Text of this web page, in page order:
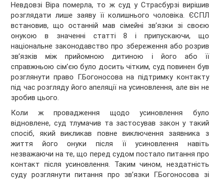
Невдовзі Віра померла, то ж суд у Страсбурзі вирішив
розглядати лише заяву її колишнього чоловіка. ЄСПЛ
встановив, що останній мав сімейні зв’язки зі своєю
онукою в значенні статті 8 і припускаючи, що
національне законодавство про збереження або розрив
зв’язків між прийомною дитиною і його або її
справжньою сім’єю було досить чітким, суд повинен був
розглянути право Г.Богоносова на підтримку контакту
під час розгляду його апеляції на усиновлення, але він не
зробив цього.
Коли ж провадження щодо усиновлення було
відновлене, суд тлумачив та застосував закон у такий
спосіб, який викликав повне виключення заявника з
життя його онуки після її усиновлення навіть
незважаючи на те, що перед судом постало питання про
контакт після усиновлення. Таким чином, нездатність
суду розглянути питання про зв’язки Г.Богоносова зі